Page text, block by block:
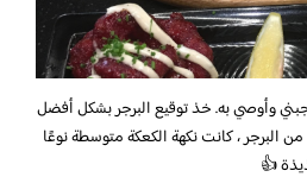
وأوصي به. خذ توقيع البرجر بشكل أفضل
البرجر ، كانت نكهة الكعكة متوسطة نوعًا
👍